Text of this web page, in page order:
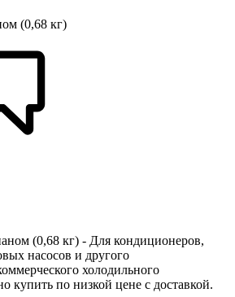
(0,68 кг)
(0,68 кг) - Для кондиционеров,
насосов и другого
холодильного
купить по низкой цене с доставкой.